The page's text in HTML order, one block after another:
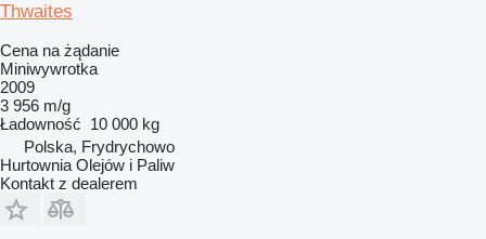
Thwaites
Cena na żądanie
Miniwywrotka
2009
3 956 m/g
Ładowność 10 000 kg
Polska, Frydrychowo
Hurtownia Olejów i Paliw
Kontakt z dealerem